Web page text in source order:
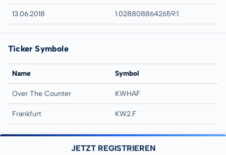
13.06.2018 1.0288088642659:1
Ticker Symbole
Name Symbol
Over The Counter KWHAF
Frankfurt KW2.F
JETZT REGISTRIEREN